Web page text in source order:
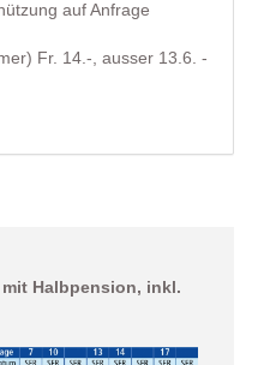
auf Anfrage
Fr. 14.-, ausser 13.6. -
Halbpension, inkl.